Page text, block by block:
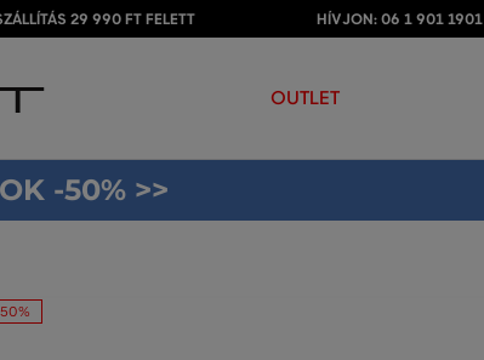
29 990 FT FELETT HÍVJON: 06 1 901 1901
OUTLET
-50% >>